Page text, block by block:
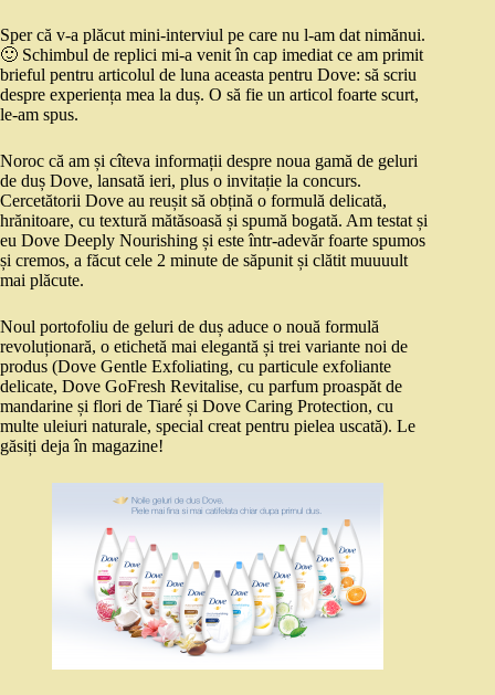
Sper că v-a plăcut mini-interviul pe care nu l-am dat nimănui.
🙂 Schimbul de replici mi-a venit în cap imediat ce am primit
brieful pentru articolul de luna aceasta pentru Dove: să scriu
despre experiența mea la duș. O să fie un articol foarte scurt,
le-am spus.
Noroc că am și cîteva informații despre noua gamă de geluri
de duș Dove, lansată ieri, plus o invitație la concurs.
Cercetătorii Dove au reușit să obțină o formulă delicată,
hrănitoare, cu textură mătăsoasă și spumă bogată. Am testat și
eu Dove Deeply Nourishing și este într-adevăr foarte spumos
și cremos, a făcut cele 2 minute de săpunit și clătit muuuult
mai plăcute.
Noul portofoliu de geluri de duș aduce o nouă formulă
revoluționară, o etichetă mai elegantă și trei variante noi de
produs (Dove Gentle Exfoliating, cu particule exfoliante
delicate, Dove GoFresh Revitalise, cu parfum proaspăt de
mandarine și flori de Tiaré și Dove Caring Protection, cu
multe uleiuri naturale, special creat pentru pielea uscată). Le
găsiți deja în magazine!